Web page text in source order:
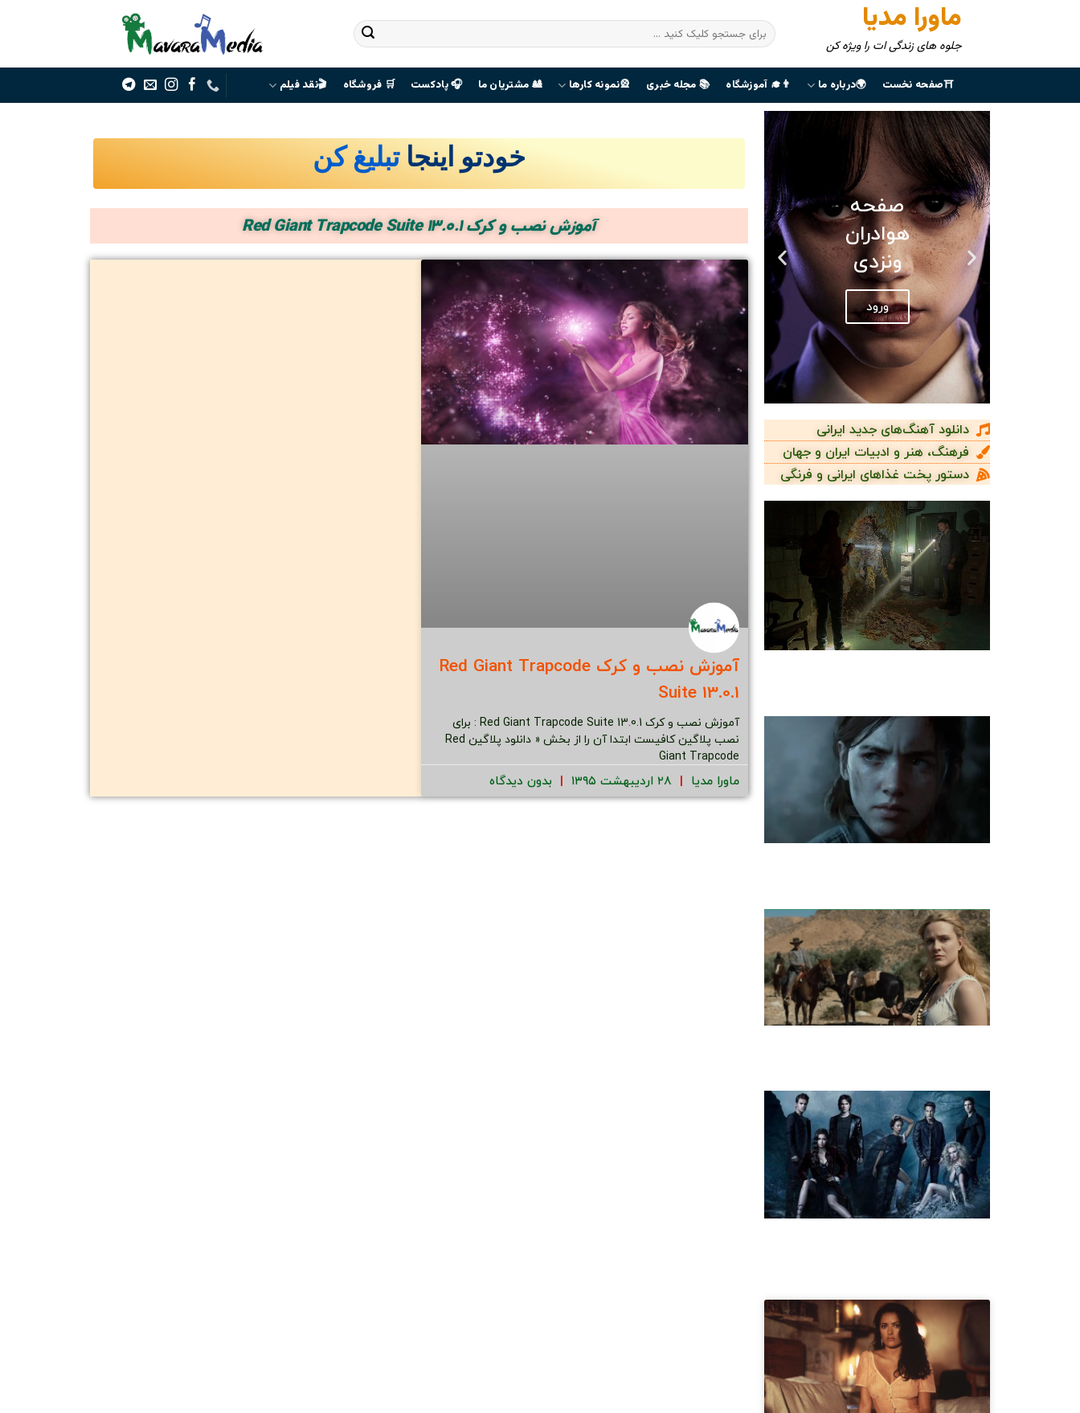
ماورا مدیا
جلوه های زندگی ات را ویژه کن
⛩صفحه نخست 🌍درباره ما 👨‍🎓 آموزشگاه 📚 مجله خبری 🎡نمونه کارها 🎎 مشتریان ما 🎧 پادکست 🛒 فروشگاه 🎬نقد فیلم
صفحه
هوادران
ونزدی
ورود
صفحه
هوادران
The Last
Of Us
ورود
دانلود آهنگ‌های جدید ایرانی
فرهنگ، هنر و ادبیات ایران و جهان
دستور پخت غذاهای ایرانی و فرنگی
خودتو اینجا تبلیغ کن
آموزش نصب و کرک Red Giant Trapcode Suite 13.0.1
آموزش نصب و کرک Red Giant Trapcode
Suite 13.0.1
آموزش نصب و کرک Red Giant Trapcode Suite 13.0.1 : برای
نصب پلاگین کافیست ابتدا آن را از بخش « دانلود پلاگین Red
Giant Trapcode
ماورا مدیا بدون دیدگاه